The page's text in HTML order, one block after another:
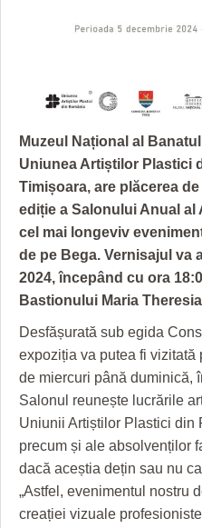
DIVERSE
FARMACII DIN TIMIŞOARA
HARTA TIMIŞOAREI
LICEE, ŞCOLI ŞI
PRIMĂRIILE DIN TIMIŞ
SFATURI JURIDICE
Muzeul Național al
Uniunea Artiștilor Plastici
Timișoara, are plăcerea
ediție a Salonului Anual al
cel mai longeviv
de pe Bega. Vernisajul va
2024, începând cu ora
Bastionului Maria
Desfășurată sub egida
expoziția va putea fi vizitată
de miercuri până duminică,
Salonul reunește lucrările
Uniunii Artiștilor Plastici din
precum și ale absolvenților
dacă aceștia dețin sau nu
„Astfel, evenimentul nostru
creației vizuale